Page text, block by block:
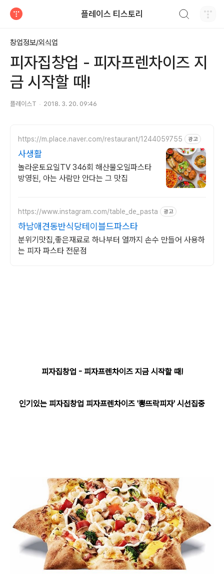
플레이스 티스토리
창업정보/외식업
피자집창업 - 피자프렌차이즈 지
금 시작할 때!
플레이스T 2018. 3. 20. 09:46
https://m.place.naver.com/restaurant/1244059755 광고
사생활
놀라운토요일TV 346회 해산물오일파스타
방영된, 아는 사람만 안다는 그 맛집
https://www.instagram.com/table_de_pasta 광고
하남애견동반식당테이블드파스타
분위기맛집,좋은재료로 하나부터 열까지 손수 만들어 사용하
는 피자 파스타 전문점
피자집창업 - 피자프렌차이즈 지금 시작할 때!
인기있는 피자집창업 피자프렌차이즈 '뽕뜨락피자' 시선집중